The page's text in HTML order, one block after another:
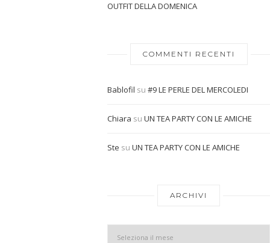
OUTFIT DELLA DOMENICA
COMMENTI RECENTI
Bablofil su #9 LE PERLE DEL MERCOLEDI
Chiara su UN TEA PARTY CON LE AMICHE
Ste su UN TEA PARTY CON LE AMICHE
ARCHIVI